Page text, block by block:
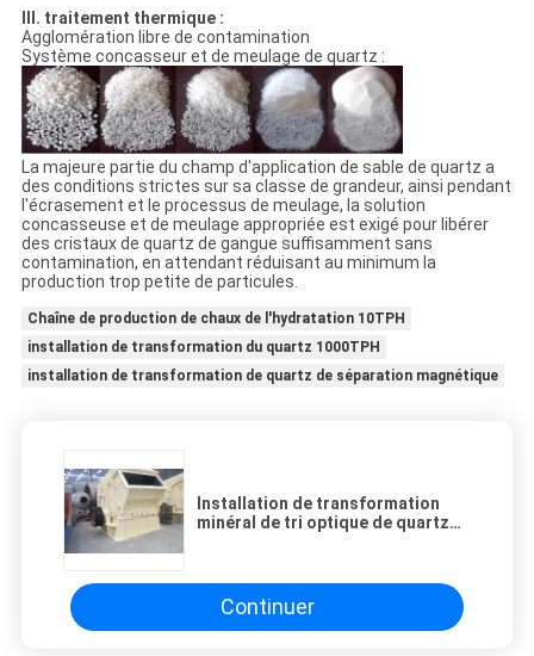
III. traitement thermique :
Agglomération libre de contamination
Système concasseur et de meulage de quartz :
La majeure partie du champ d'application de sable de quartz a
des conditions strictes sur sa classe de grandeur, ainsi pendant
l'écrasement et le processus de meulage, la solution
concasseuse et de meulage appropriée est exigé pour libérer
des cristaux de quartz de gangue suffisamment sans
contamination, en attendant réduisant au minimum la
production trop petite de particules.
Chaîne de production de chaux de l'hydratation 10TPH
installation de transformation du quartz 1000TPH
installation de transformation de quartz de séparation magnétique
Installation de transformation
minéral de tri optique de quartz
Continuer